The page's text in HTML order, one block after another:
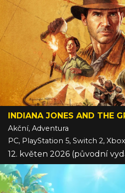
INDIANA JONES AND THE
Akční, Adventura
PC, PlayStation 5, Switch 2,
12. květen 2026 (původní